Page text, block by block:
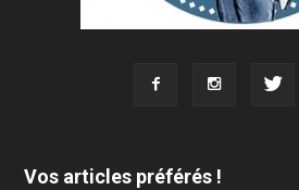
Vos articles préférés !